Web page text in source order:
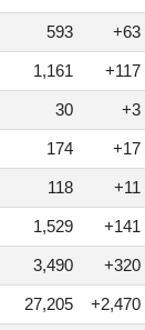
593 +63
1,161 +117
30 +3
174 +17
118 +11
1,529 +141
3,490 +320
27,205 +2,470